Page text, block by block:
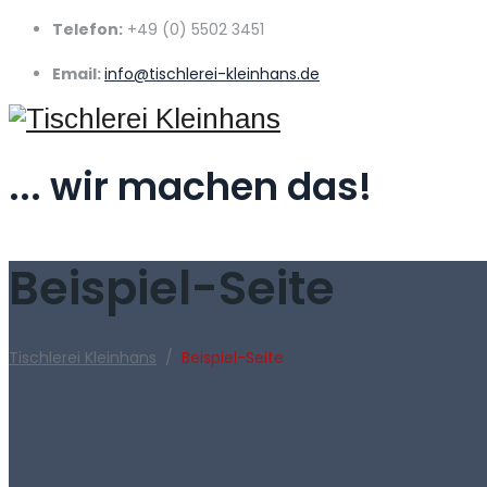
Telefon: +49 (0) 5502 3451
Email:info@tischlerei-kleinhans.de
... wir machen das!
Beispiel-Seite
Tischlerei Kleinhans / Beispiel-Seite